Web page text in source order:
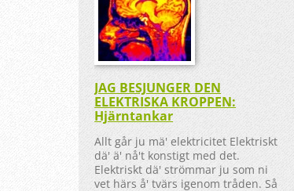
JAG BESJUNGER DEN
ELEKTRISKA KROPPEN:
Hjärntankar
Allt går ju mä' elektricitet Elektriskt
dä' ä' nå't konstigt med det.
Elektriskt dä' strömmar ju som ni
vet härs å' tvärs igenom tråden. Så